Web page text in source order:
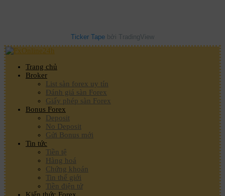
Ticker Tape bởi TradingView
Trang chủ
Broker
List sàn forex uy tín
Đánh giá sàn Forex
Giấy phép sàn Forex
Bonus Forex
Deposit
No Deposit
Gửi Bonus mới
Tin tức
Tiền tệ
Hàng hoá
Chứng khoán
Tin thế giới
Tiền điện tử